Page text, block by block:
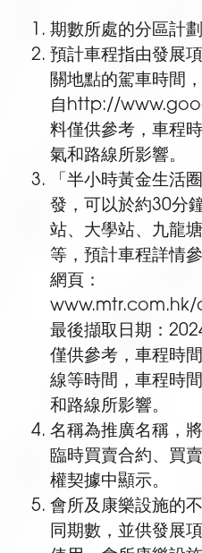
期數所處的分區計
預計車程指由發展
關地點的駕車時間
自http://
料僅供參考，車程
氣和路線所影響。
「半小時黃金生活
發，可以於約30分
站、大學站、九龍
等，預計車程詳情
網頁：
www.mtr.com.hk/
最後擷取日期：
僅供參考，車程時
線等時間，車程時
和路線所影響。
名稱為推廣名稱，
臨時買賣合約、買
權契據中顯示。
會所及康樂設施的
同期數，並供發展